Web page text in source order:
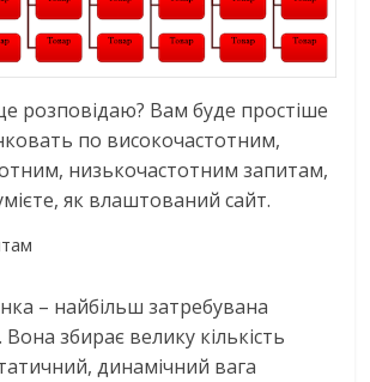
розповідаю? Вам буде простіше
по високочастотним,
низькочастотним запитам,
як влаштований сайт.
– найбільш затребувана
Вона збирає велику кількість
динамічний вага